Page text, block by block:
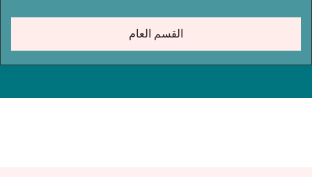
القسم العام